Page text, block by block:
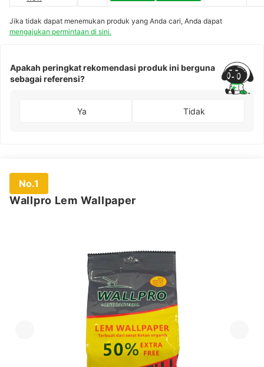
Jika tidak dapat menemukan produk yang Anda cari, Anda dapat
mengajukan permintaan di sini.
Apakah peringkat rekomendasi produk ini berguna
sebagai referensi?
Ya Tidak
No.1
Wallpro Lem Wallpaper